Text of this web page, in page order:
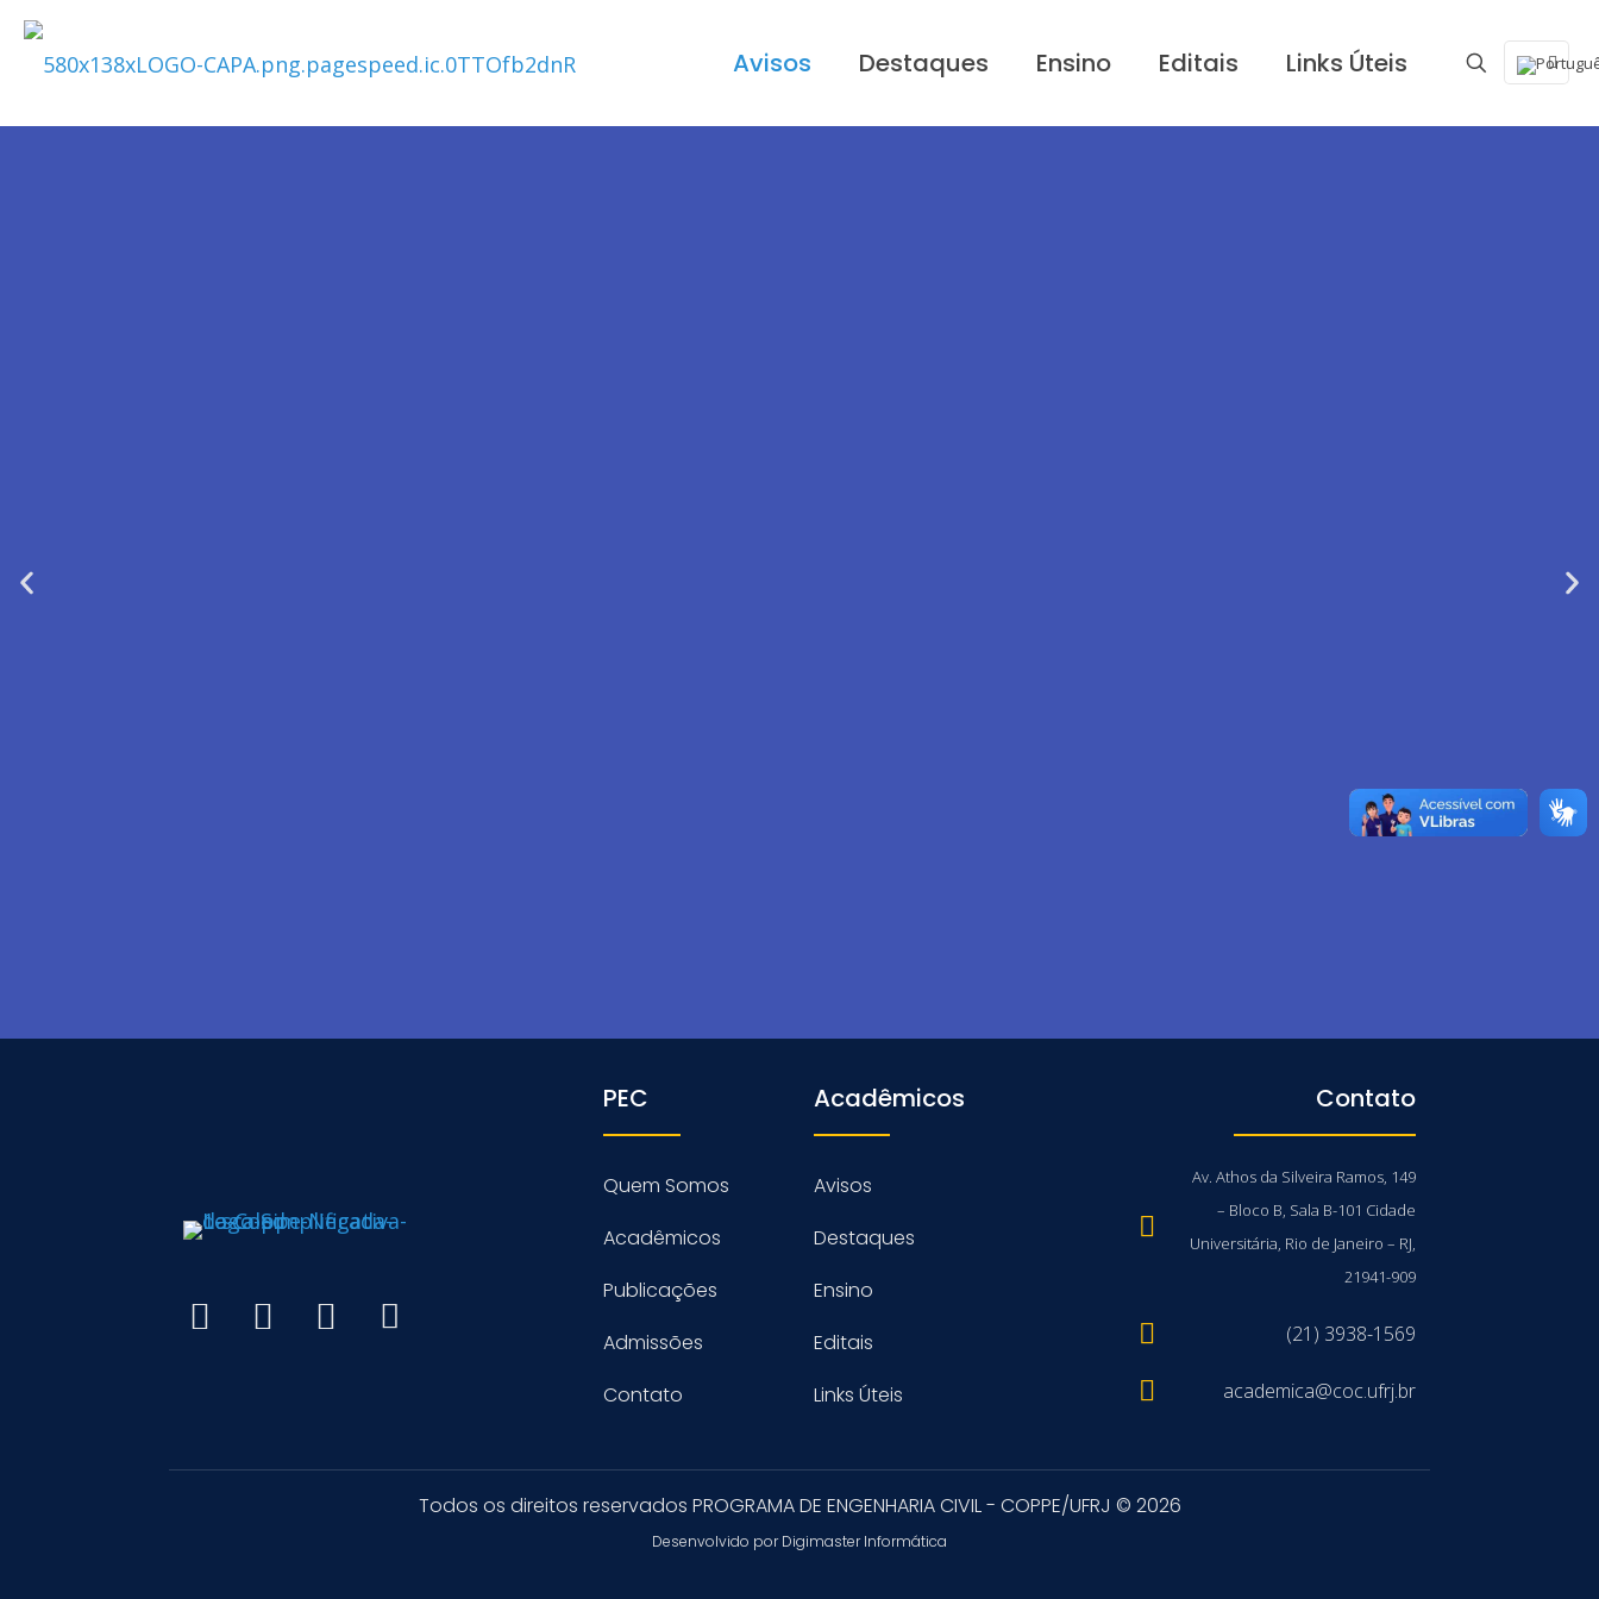
Avisos Destaques Ensino Editais Links Úteis
PEC
Quem Somos
Acadêmicos
Publicações
Admissões
Contato
Acadêmicos
Avisos
Destaques
Ensino
Editais
Links Úteis
Contato
Av. Athos da Silveira Ramos, 149
– Bloco B, Sala B-101 Cidade
Universitária, Rio de Janeiro – RJ,
21941-909
(21) 3938-1569
academica@coc.ufrj.br
Todos os direitos reservados PROGRAMA DE ENGENHARIA CIVIL - COPPE/UFRJ © 2026
Desenvolvido por Digimaster Informática